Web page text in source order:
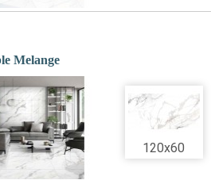
Melange
120x60